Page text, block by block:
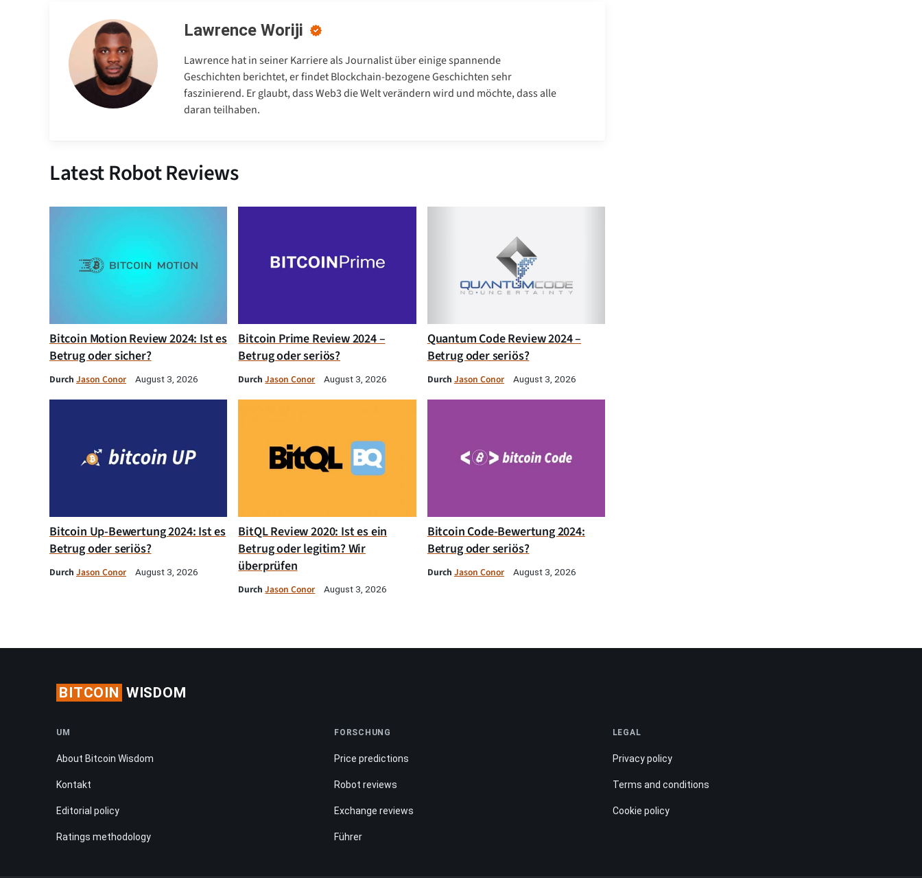
Lawrence Woriji
Lawrence hat in seiner Karriere als Journalist über einige spannende
Geschichten berichtet, er findet Blockchain-bezogene Geschichten sehr
faszinierend. Er glaubt, dass Web3 die Welt verändern wird und möchte, dass alle
daran teilhaben.
Latest Robot Reviews
Bitcoin Motion Review 2024: Ist es
Betrug oder sicher?
Durch Jason Conor August 3, 2026
Bitcoin Prime Review 2024 –
Betrug oder seriös?
DurchJason Conor August 3, 2026
Quantum Code Review 2024 –
Betrug oder seriös?
Durch Jason Conor August 3, 2026
Bitcoin Up-Bewertung 2024: Ist es
Betrug oder seriös?
Durch Jason Conor August 3, 2026
BitQL Review 2020: Ist es ein
Betrug oder legitim? Wir
überprüfen
DurchJason Conor August 3, 2026
Bitcoin Code-Bewertung 2024:
Betrug oder seriös?
Durch Jason Conor August 3, 2026
BITCOIN WISDOM
UM
About Bitcoin Wisdom
Kontakt
Editorial policy
Ratings methodology
FORSCHUNG
Price predictions
Robot reviews
Exchange reviews
Führer
LEGAL
Privacy policy
Terms and conditions
Cookie policy